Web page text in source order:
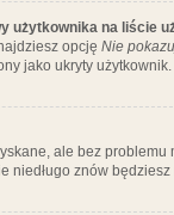
użytkownika na liście
opcję Nie
jako ukryty użytkownik.
ale bez
znów będziesz